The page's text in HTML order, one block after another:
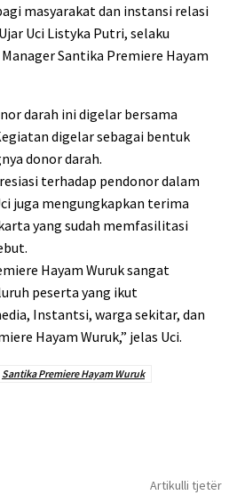
masyarakat dan instansi relasi
Uci Listyka Putri, selaku
Santika Premiere Hayam
darah ini digelar bersama
digelar sebagai bentuk
donor darah.
terhadap pendonor dalam
juga mengungkapkan terima
yang sudah memfasilitasi
Hayam Wuruk sangat
peserta yang ikut
Instantsi, warga sekitar, dan
Hayam Wuruk,” jelas Uci.
Santika Premiere Hayam Wuruk
Artikulli tjetër